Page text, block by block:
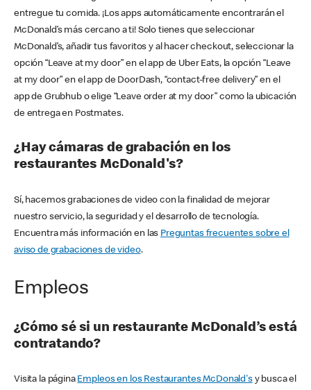
entregue tu comida. ¡Los apps automáticamente encontrarán el
McDonald’s más cercano a ti! Solo tienes que seleccionar
McDonald’s, añadir tus favoritos y al hacer checkout, seleccionar la
opción “Leave at my door” en el app de Uber Eats, la opción “Leave
at my door” en el app de DoorDash, “contact-free delivery” en el
app de Grubhub o elige “Leave order at my door” como la ubicación
de entrega en Postmates.
¿Hay cámaras de grabación en los
restaurantes McDonald's?
Sí, hacemos grabaciones de video con la finalidad de mejorar
nuestro servicio, la seguridad y el desarrollo de tecnología.
Encuentra más información en las Preguntas frecuentes sobre el
aviso de grabaciones de video.
Empleos
¿Cómo sé si un restaurante McDonald’s está
contratando?
Visita la página Empleos en los Restaurantes McDonald'sy busca el